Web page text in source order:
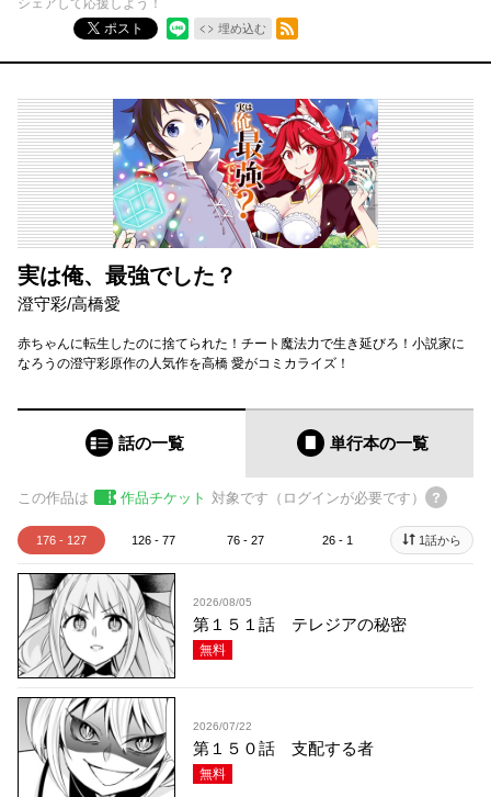
シェアして応援しよう！
ポスト
埋め込む
RSSフィード
実は俺、最強でした？
澄守彩/高橋愛
赤ちゃんに転生したのに捨てられた！チート魔法力で生き延びろ！小説家に
なろうの澄守彩原作の人気作を高橋 愛がコミカライズ！
話の一覧 単行本の一覧
この作品は 作品チケット 対象です（ログインが必要です）
176 - 127 126 - 77 76 - 27 26 - 1 1話から
2026/08/05
第１５１話 テレジアの秘密
無料
2026/07/22
第１５０話 支配する者
無料